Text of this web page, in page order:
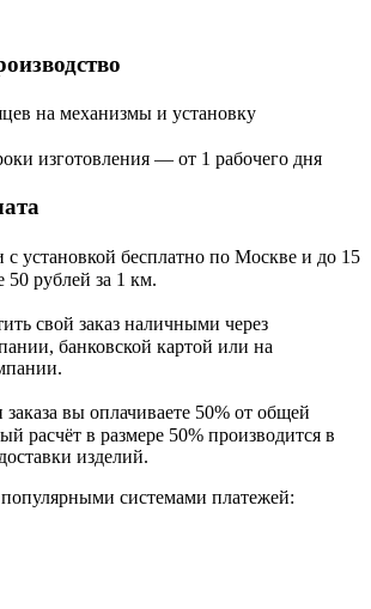
на механизмы и установку
изготовления — от 1 рабочего дня
с установкой бесплатно по Москве и до 15
рублей за 1 км.
свой заказ наличными через
банковской картой или на
вы оплачиваете 50% от общей
расчёт в размере 50% производится в
изделий.
системами платежей: